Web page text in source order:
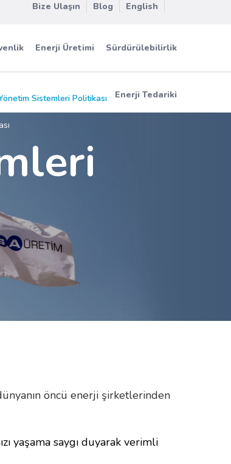
Bize Ulaşın Blog English
Enerji Üretimi Sürdürülebilirlik
Enerji Tedariki
Sistemleri Politikası
öncü enerji şirketlerinden
yaşama saygı duyarak verimli